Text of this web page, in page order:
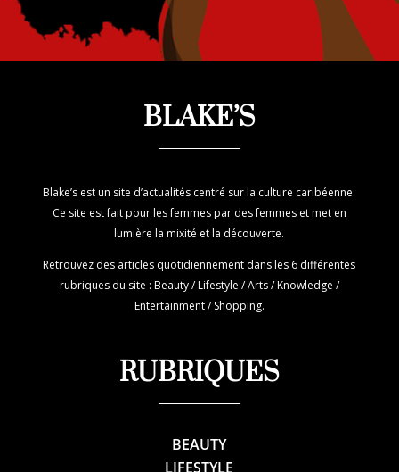
BLAKE’S
Blake’s est un site d’actualités centré sur la culture caribéenne.
Ce site est fait pour les femmes par des femmes et met en
lumière la mixité et la découverte.
Retrouvez des articles quotidiennement dans les 6 différentes
rubriques du site : Beauty / Lifestyle / Arts / Knowledge /
Entertainment / Shopping.
RUBRIQUES
BEAUTY
LIFESTYLE